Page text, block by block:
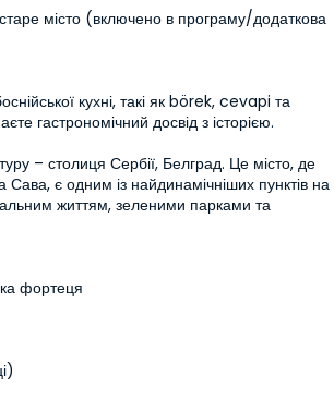
місто (включено в програму/додаткова
кухні, такі як börek, cevapi та
гастрономічний досвід з історією.
– столиця Сербії, Белград. Це місто, де
Сава, є одним із найдинамічніших пунктів на
життям, зеленими парками та
фортеця